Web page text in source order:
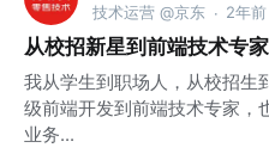
技术运营 @京东 · 2年前
从校招新星到前端技术专
我从学生到职场人，从校招生
级前端开发到前端技术专家，
业务...